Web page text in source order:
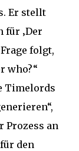
Er stellt
für ‚Der
folgt,
who?“
Timelords
Prozess an
den